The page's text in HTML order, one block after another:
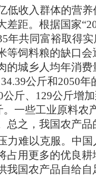
低收入群体的营
差距。根据国家
年共同富裕取得
等饲料粮的缺口
的城乡人均年消费
公斤和2050
斤、129公斤增
。一些工业原料
总之，我国农产品
力难以克服。中
占用更多的优良
国农产品自给自